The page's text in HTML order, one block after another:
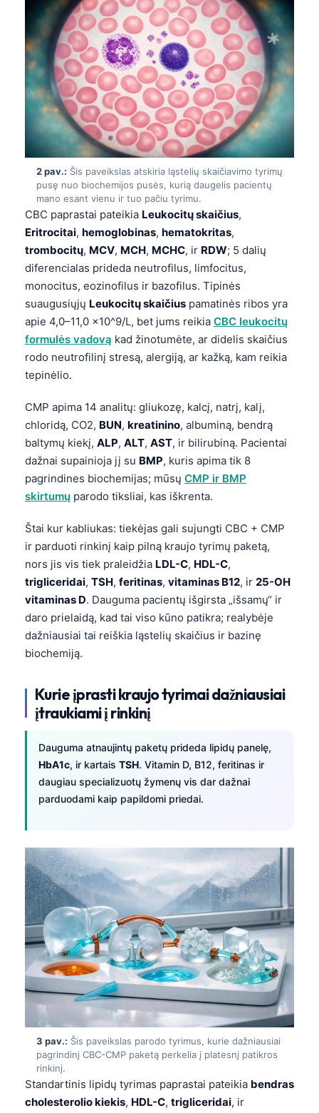
2 pav.: Šis paveikslas atskiria ląstelių skaičiavimo tyrimų
pusę nuo biochemijos pusės, kurią daugelis pacientų
mano esant vienu ir tuo pačiu tyrimu.
CBC paprastai pateikia Leukocitų skaičius,
Eritrocitai, hemoglobinas, hematokritas,
trombocitų, MCV, MCH, MCHC, ir RDW; 5 dalių
diferencialas prideda neutrofilus, limfocitus,
monocitus, eozinofilus ir bazofilus. Tipinės
suaugusiųjų Leukocitų skaičius pamatinės ribos yra
apie 4,0–11,0 ×10^9/L, bet jums reikia CBC leukocitų
formulės vadovą kad žinotumėte, ar didelis skaičius
rodo neutrofilinį stresą, alergiją, ar kažką, kam reikia
tepinėlio.
CMP apima 14 analitų: gliukozę, kalcį, natrį, kalį,
chloridą, CO2, BUN, kreatinino, albuminą, bendrą
baltymų kiekį, ALP, ALT, AST, ir bilirubiną. Pacientai
dažnai supainioja jį su BMP, kuris apima tik 8
pagrindines biochemijas; mūsų CMP ir BMP
skirtumų parodo tiksliai, kas iškrenta.
Štai kur kabliukas: tiekėjas gali sujungti CBC + CMP
ir parduoti rinkinį kaip pilną kraujo tyrimų paketą,
nors jis vis tiek praleidžia LDL-C, HDL-C,
trigliceridai, TSH, feritinas, vitaminas B12, ir 25-OH
vitaminas D. Dauguma pacientų išgirsta „išsamų“ ir
daro prielaidą, kad tai viso kūno patikra; realybėje
dažniausiai tai reiškia ląstelių skaičius ir bazinę
biochemiją.
Kurie įprasti kraujo tyrimai dažniausiai
įtraukiami į rinkinį
Dauguma atnaujintų paketų prideda lipidų panelę,
HbA1c, ir kartais TSH. Vitamin D, B12, feritinas ir
daugiau specializuotų žymenų vis dar dažnai
parduodami kaip papildomi priedai.
3 pav.: Šis paveikslas parodo tyrimus, kurie dažniausiai
pagrindinį CBC-CMP paketą perkelia į platesnį patikros
rinkinį.
Standartinis lipidų tyrimas paprastai pateikia bendras
cholesterolio kiekis, HDL-C, trigliceridai, ir